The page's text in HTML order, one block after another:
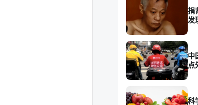
捐
发
中
点
科